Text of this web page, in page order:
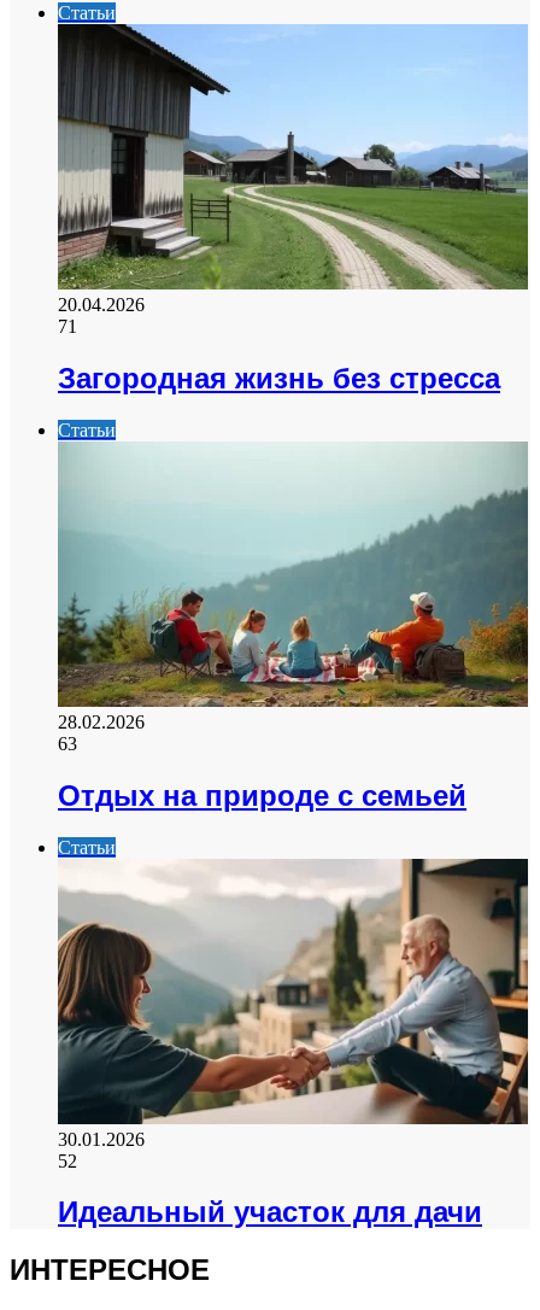
Статьи
20.04.2026
71
Загородная жизнь без стресса
Статьи
28.02.2026
63
Отдых на природе с семьей
Статьи
30.01.2026
52
Идеальный участок для дачи
ИНТЕРЕСНОЕ